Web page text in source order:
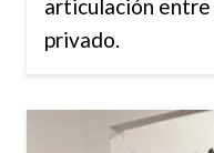
articulación
privado.